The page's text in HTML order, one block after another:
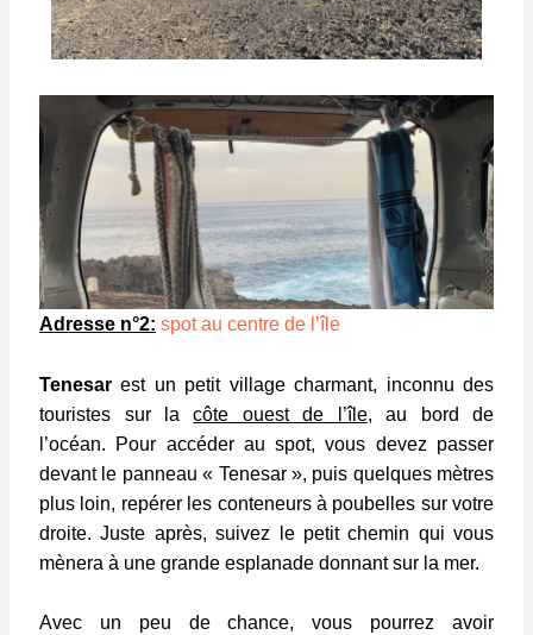
Adresse n°2: spot au centre de l’île
Tenesar est un petit village charmant, inconnu des
touristes sur lacôte ouest de l’île, au bord de
l’océan.
Pour accéder au spot, vous devez passer
devant le panneau « Tenesar », puis quelques mètres
plus loin, repérer les conteneurs à poubelles sur votre
droite. Juste après, suivez le petit chemin qui vous
mènera à une grande esplanade donnant sur la mer.
Avec un peu de chance, vous pourrez avoir